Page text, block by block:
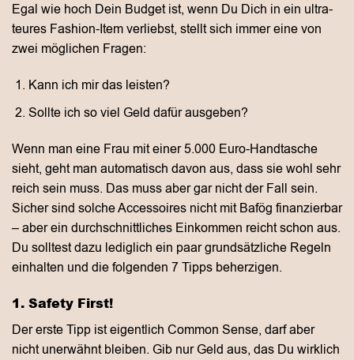
Egal wie hoch Dein Budget ist, wenn Du Dich in ein ultra-
teures Fashion-Item verliebst, stellt sich immer eine von
zwei möglichen Fragen:
Kann ich mir das leisten?
Sollte ich so viel Geld dafür ausgeben?
Wenn man eine Frau mit einer 5.000 Euro-Handtasche
sieht, geht man automatisch davon aus, dass sie wohl sehr
reich sein muss. Das muss aber gar nicht der Fall sein.
Sicher sind solche Accessoires nicht mit Bafög finanzierbar
– aber ein durchschnittliches Einkommen reicht schon aus.
Du solltest dazu lediglich ein paar grundsätzliche Regeln
einhalten und die folgenden 7 Tipps beherzigen.
1. Safety First!
Der erste Tipp ist eigentlich Common Sense, darf aber
nicht unerwähnt bleiben. Gib nur Geld aus, das Du wirklich